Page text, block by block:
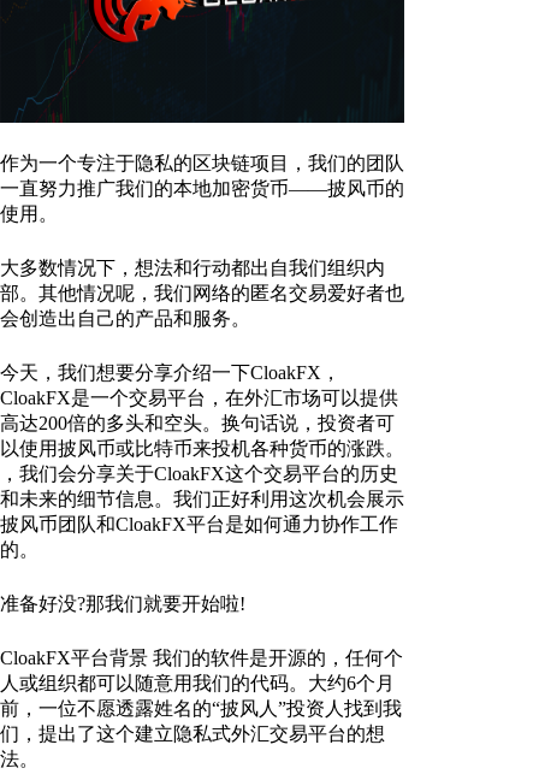
作为一个专注于隐私的区块链项目，我们的团队
一直努力推广我们的本地加密货币——披风币的
使用。
大多数情况下，想法和行动都出自我们组织内
部。其他情况呢，我们网络的匿名交易爱好者也
会创造出自己的产品和服务。
今天，我们想要分享介绍一下CloakFX，
CloakFX是一个交易平台，在外汇市场可以提供
高达200倍的多头和空头。换句话说，投资者可
以使用披风币或比特币来投机各种货币的涨跌。
，我们会分享关于CloakFX这个交易平台的历史
和未来的细节信息。我们正好利用这次机会展示
披风币团队和CloakFX平台是如何通力协作工作
的。
准备好没?那我们就要开始啦!
CloakFX平台背景 我们的软件是开源的，任何个
人或组织都可以随意用我们的代码。大约6个月
前，一位不愿透露姓名的“披风人”投资人找到我
们，提出了这个建立隐私式外汇交易平台的想
法。